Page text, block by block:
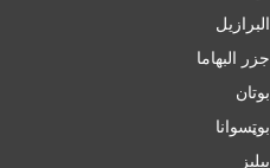
البرازيل
جزر البهاما
بوتان
بوټسوانا
بيليز